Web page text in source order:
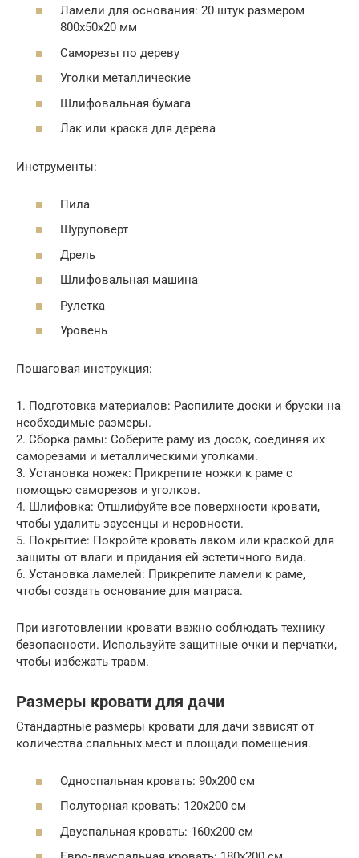
Ламели для основания: 20 штук размером
800х50х20 мм
Саморезы по дереву
Уголки металлические
Шлифовальная бумага
Лак или краска для дерева
Инструменты:
Пила
Шуруповерт
Дрель
Шлифовальная машина
Рулетка
Уровень
Пошаговая инструкция:
1. Подготовка материалов: Распилите доски и бруски на
необходимые размеры.
2. Сборка рамы: Соберите раму из досок, соединяя их
саморезами и металлическими уголками.
3. Установка ножек: Прикрепите ножки к раме с
помощью саморезов и уголков.
4. Шлифовка: Отшлифуйте все поверхности кровати,
чтобы удалить заусенцы и неровности.
5. Покрытие: Покройте кровать лаком или краской для
защиты от влаги и придания ей эстетичного вида.
6. Установка ламелей: Прикрепите ламели к раме,
чтобы создать основание для матраса.
При изготовлении кровати важно соблюдать технику
безопасности. Используйте защитные очки и перчатки,
чтобы избежать травм.
Размеры кровати для дачи
Стандартные размеры кровати для дачи зависят от
количества спальных мест и площади помещения.
Односпальная кровать: 90х200 см
Полуторная кровать: 120х200 см
Двуспальная кровать: 160х200 см